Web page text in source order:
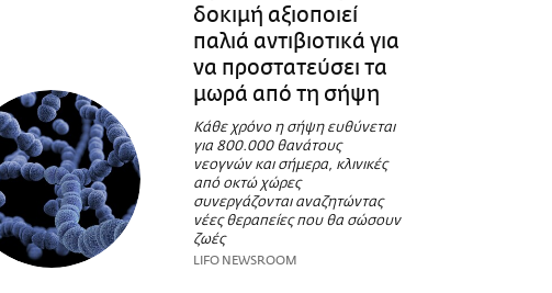
δοκιμή αξιοποιεί
παλιά αντιβιοτικά για
να προστατεύσει τα
μωρά από τη σήψη
Κάθε χρόνο η σήψη ευθύνεται
για 800.000 θανάτους
νεογνών και σήμερα, κλινικές
από οκτώ χώρες
συνεργάζονται αναζητώντας
νέες θεραπείες που θα σώσουν
ζωές
LIFO NEWSROOM